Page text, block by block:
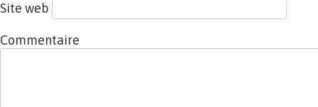
Site web
Commentaire